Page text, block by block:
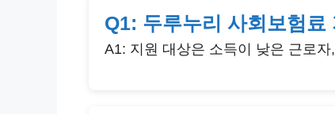
Q1: 두루누리 사회보험
A1: 지원 대상은 소득이 낮은 근로